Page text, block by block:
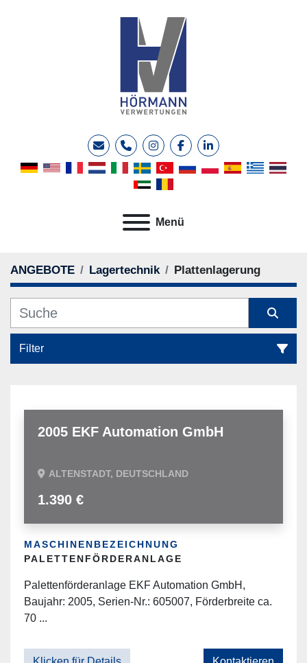
E-MailTelefoninstagramfacebooklinkedin
Menü
ANGEBOTE Lagertechnik Plattenlagerung
Filter
Sortieren nach
2005 EKF Automation GmbH
ALTENSTADT, DEUTSCHLAND
1.390 €
MASCHINENBEZEICHNUNG
PALETTENFÖRDERANLAGE
Palettenförderanlage EKF Automation GmbH,
Baujahr: 2005, Serien-Nr.: 605007, Förderbreite ca.
70 ...